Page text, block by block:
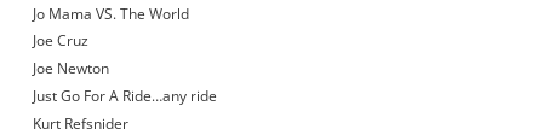
Jo Mama VS. The World
Joe Cruz
Joe Newton
Just Go For A Ride…any ride
Kurt Refsnider